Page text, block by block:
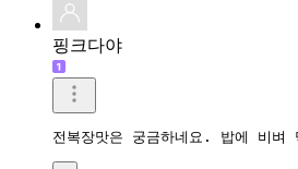
핑크다야
전복장맛은 궁금하네요. 밥에 비벼